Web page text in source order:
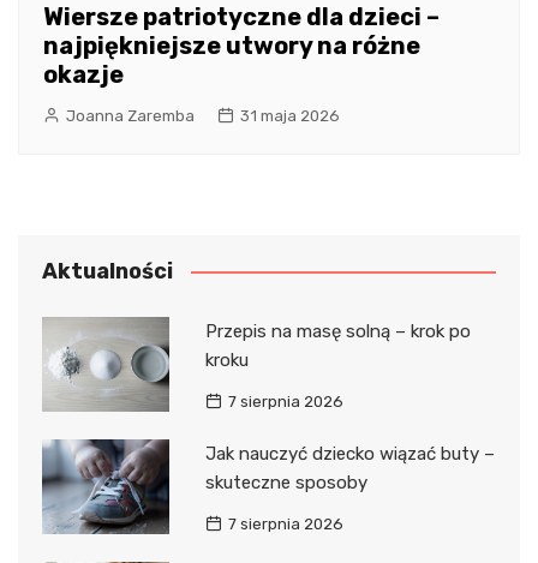
Wiersze patriotyczne dla dzieci –
najpiękniejsze utwory na różne
okazje
Joanna Zaremba 31 maja 2026
Aktualności
Przepis na masę solną – krok po
kroku
7 sierpnia 2026
Jak nauczyć dziecko wiązać buty –
skuteczne sposoby
7 sierpnia 2026